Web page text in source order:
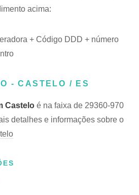
acima:
+ Código DDD + número
- CASTELO / ES
Castelo é na faixa de 29360-970
detalhes e informações sobre o